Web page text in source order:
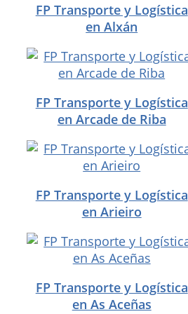
FP Transporte y Logística
en Alxán
FP Transporte y Logística
en Arcade de Riba
FP Transporte y Logística
en Arieiro
FP Transporte y Logística
en As Aceñas